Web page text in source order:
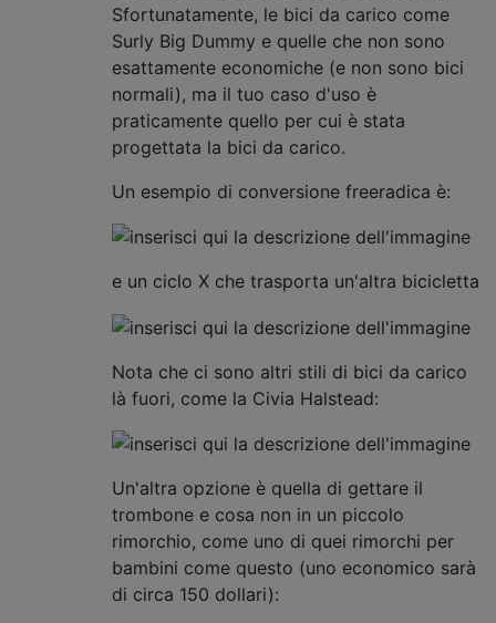
Sfortunatamente, le bici da carico come
Surly Big Dummy e quelle che non sono
esattamente economiche (e non sono bici
normali), ma il tuo caso d'uso è
praticamente quello per cui è stata
progettata la bici da carico.
Un esempio di conversione freeradica è:
e un ciclo X che trasporta un'altra bicicletta
Nota che ci sono altri stili di bici da carico
là fuori, come la Civia Halstead:
Un'altra opzione è quella di gettare il
trombone e cosa non in un piccolo
rimorchio, come uno di quei rimorchi per
bambini come questo (uno economico sarà
di circa 150 dollari):